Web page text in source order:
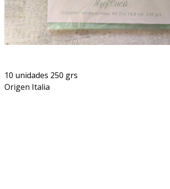
10 unidades 250 grs
Origen Italia